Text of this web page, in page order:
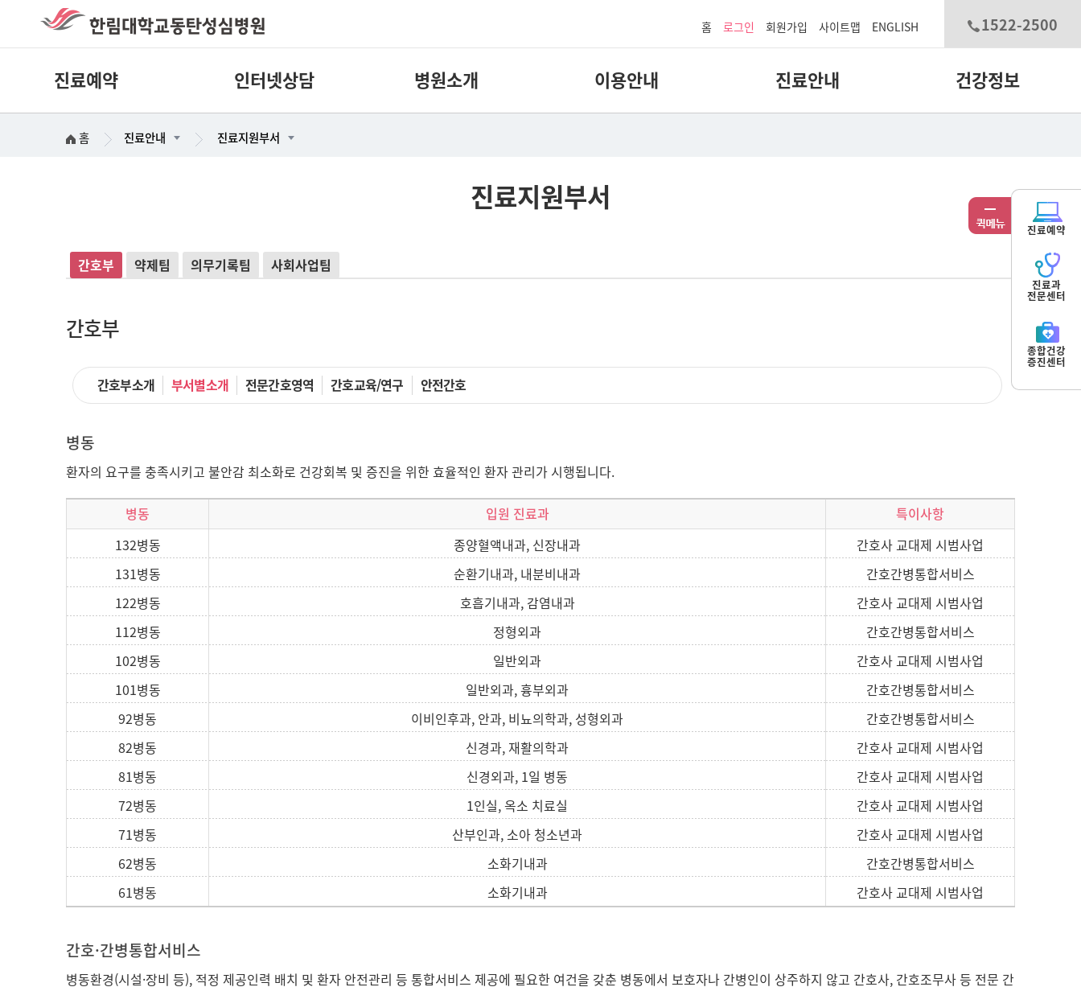
홈 로그인 회원가입 사이트맵 ENGLISH 1522-2500
진료예약 인터넷상담 병원소개 이용안내 진료안내 건강정보
홈 진료안내 진료지원부서
홈 > 진료안내 > 진료지원부서 > 간호부
진료지원부서
간호부 약제팀 의무기록팀 사회사업팀
간호부
간호부소개 부서별소개 전문간호영역 간호교육/연구 안전간호
병동
환자의 요구를 충족시키고 불안감 최소화로 건강회복 및 증진을 위한 효율적인 환자 관리가 시행됩니다.
병동 입원 진료과 특이사항
132병동 종양혈액내과, 신장내과 간호사 교대제 시범사업
131병동 순환기내과, 내분비내과 간호간병통합서비스
122병동 호흡기내과, 감염내과 간호사 교대제 시범사업
112병동 정형외과 간호간병통합서비스
102병동 일반외과 간호사 교대제 시범사업
101병동 일반외과, 흉부외과 간호간병통합서비스
92병동 이비인후과, 안과, 비뇨의학과, 성형외과 간호간병통합서비스
82병동 신경과, 재활의학과 간호사 교대제 시범사업
81병동 신경외과, 1일 병동 간호사 교대제 시범사업
72병동 1인실, 옥소 치료실 간호사 교대제 시범사업
71병동 산부인과, 소아 청소년과 간호사 교대제 시범사업
62병동 소화기내과 간호간병통합서비스
61병동 소화기내과 간호사 교대제 시범사업
간호·간병통합서비스
병동환경(시설·장비 등), 적정 제공인력 배치 및 환자 안전관리 등 통합서비스 제공에 필요한 여건을 갖춘 병동에서 보호자나 간병인이 상주하지 않고 간호사, 간호조무사 등 전문 간
진료예약
진료과
전문센터
종합건강
증진센터